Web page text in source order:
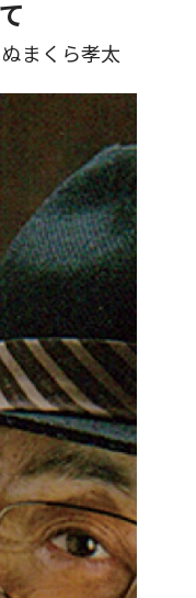
まくら孝太